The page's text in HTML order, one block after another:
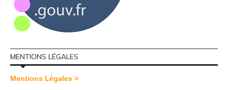
MENTIONS LÉGALES
Mentions Légales >